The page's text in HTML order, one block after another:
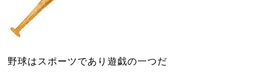
漢方茶サロン 伽羅木
健康保険について
お灸教室情報
野球はスポーツであり遊戯の一つだ